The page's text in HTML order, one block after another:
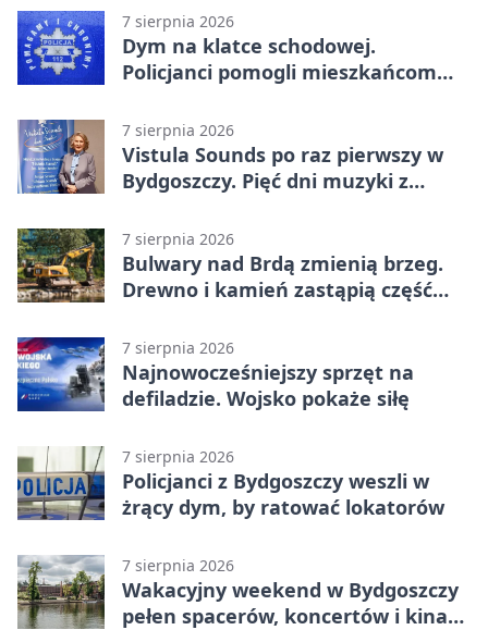
Bydgoszczanie wywieźli punkt z
Wronek
7 sierpnia 2026
Dym na klatce schodowej.
Policjanci pomogli mieszkańcom
7 sierpnia 2026
Vistula Sounds po raz pierwszy w
Bydgoszczy. Pięć dni muzyki z
7 sierpnia 2026
Bulwary nad Brdą zmienią brzeg.
Drewno i kamień zastąpią część
7 sierpnia 2026
Najnowocześniejszy sprzęt na
defiladzie. Wojsko pokaże siłę
7 sierpnia 2026
Policjanci z Bydgoszczy weszli w
żrący dym, by ratować lokatorów
7 sierpnia 2026
Wakacyjny weekend w Bydgoszczy
pełen spacerów, koncertów i kina